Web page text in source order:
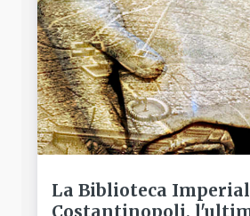
La Biblioteca
Costantinopoli,